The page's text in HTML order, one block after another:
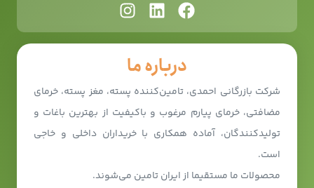
درباره ما
شرکت بازرگانی احمدی، تامین‌کننده پسته، مغز پسته، خرمای
مضافتی، خرمای پیارم مرغوب و باکیفیت از بهترین باغات و
تولیدکنندگان، آماده همکاری با خریداران داخلی و خاجی
است.
محصولات ما مستقیما از ایران تامین می‌شوند.